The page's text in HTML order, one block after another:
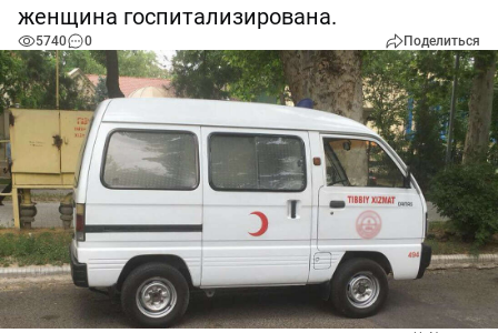
женщина госпитализирована.
5740 0 Поделиться